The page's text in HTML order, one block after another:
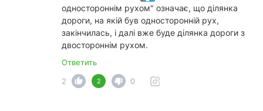
одностороннім рухом" означає, що ділянка
дороги, на якій був односторонній рух,
закінчилась, і далі вже буде ділянка дороги з
двостороннім рухом.
Ответить
2
2 0